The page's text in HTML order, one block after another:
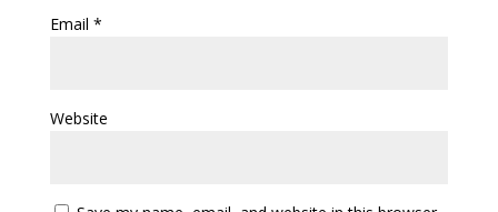
Email *
Website